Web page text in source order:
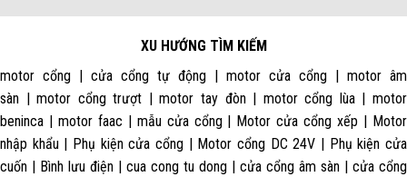
XU HƯỚNG TÌM KIẾM
motor cổng | cửa cổng tự động | motor cửa cổng | motor âm
sàn | motor cổng trượt | motor tay đòn | motor cổng lùa | motor
beninca | motor faac | mẫu cửa cổng | Motor cửa cổng xếp | Motor
nhập khẩu | Phụ kiện cửa cổng | Motor cổng DC 24V | Phụ kiện cửa
cuốn | Bình lưu điện | cua cong tu dong | cửa cổng âm sàn | cửa cổng